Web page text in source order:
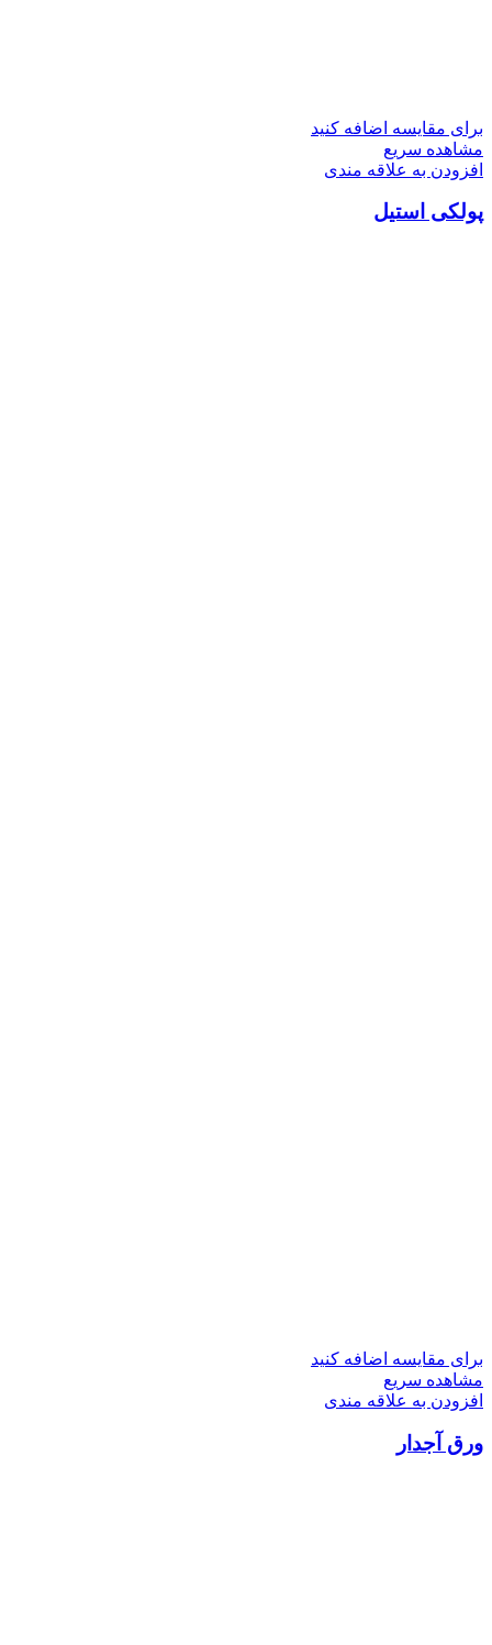
برای مقایسه اضافه کنید
مشاهده سریع
افزودن به علاقه مندی
پولکی استیل
برای مقایسه اضافه کنید
مشاهده سریع
افزودن به علاقه مندی
ورق آجدار